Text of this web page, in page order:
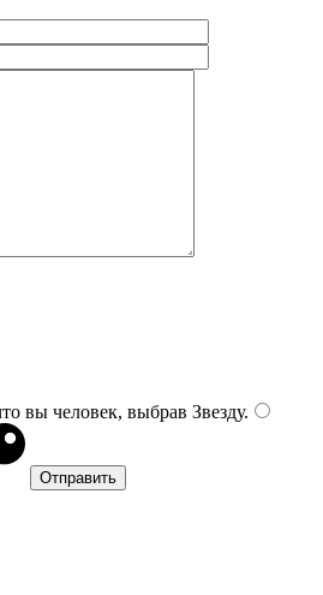
вы человек, выбрав Звезду.